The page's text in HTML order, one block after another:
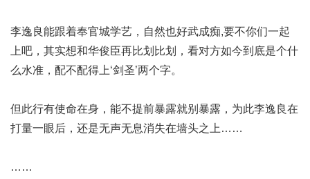
李逸良能跟着奉官城学艺，自然也好武成痴,要不你们一起
上吧 ，其实想和华俊臣再比划比划，看对方如今到底是个什
么水准，配不配得上‘剑圣’两个字。
但此行有使命在身，能不提前暴露就别暴露，为此李逸良在
打量一眼后，还是无声无息消失在墙头之上……
……